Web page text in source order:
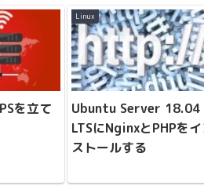
を立て
Linux
Ubuntu Server 18.04
LTSにNginxとPHPを
ストールする